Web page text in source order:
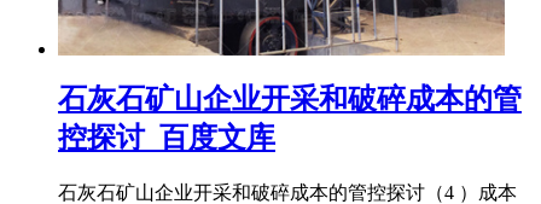
石灰石矿山企业开采和破碎成本的管
控探讨_百度文库
石灰石矿山企业开采和破碎成本的管控探讨（4 ）成本